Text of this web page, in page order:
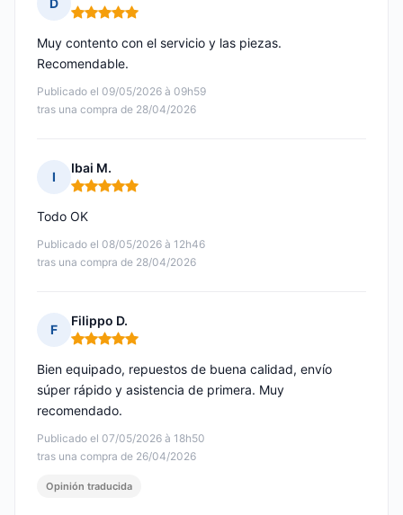
D
Nota: 5 de 5
Publicado el 09/05/2026 à 09h59
tras una compra de 28/04/2026
Muy contento con el servicio y las piezas.
Recomendable.
I
Ibai M.
Nota: 5 de 5
Publicado el 08/05/2026 à 12h46
tras una compra de 28/04/2026
Todo OK
F
Filippo D.
Nota: 5 de 5
Publicado el 07/05/2026 à 18h50
tras una compra de 26/04/2026
Bien equipado, repuestos de buena calidad, envío
súper rápido y asistencia de primera. Muy
recomendado.
Opinión traducida